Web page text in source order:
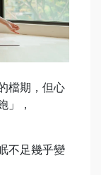
檔期，但心
」，
不足幾乎變